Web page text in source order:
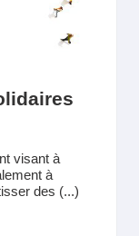
visant à
à
des (...)